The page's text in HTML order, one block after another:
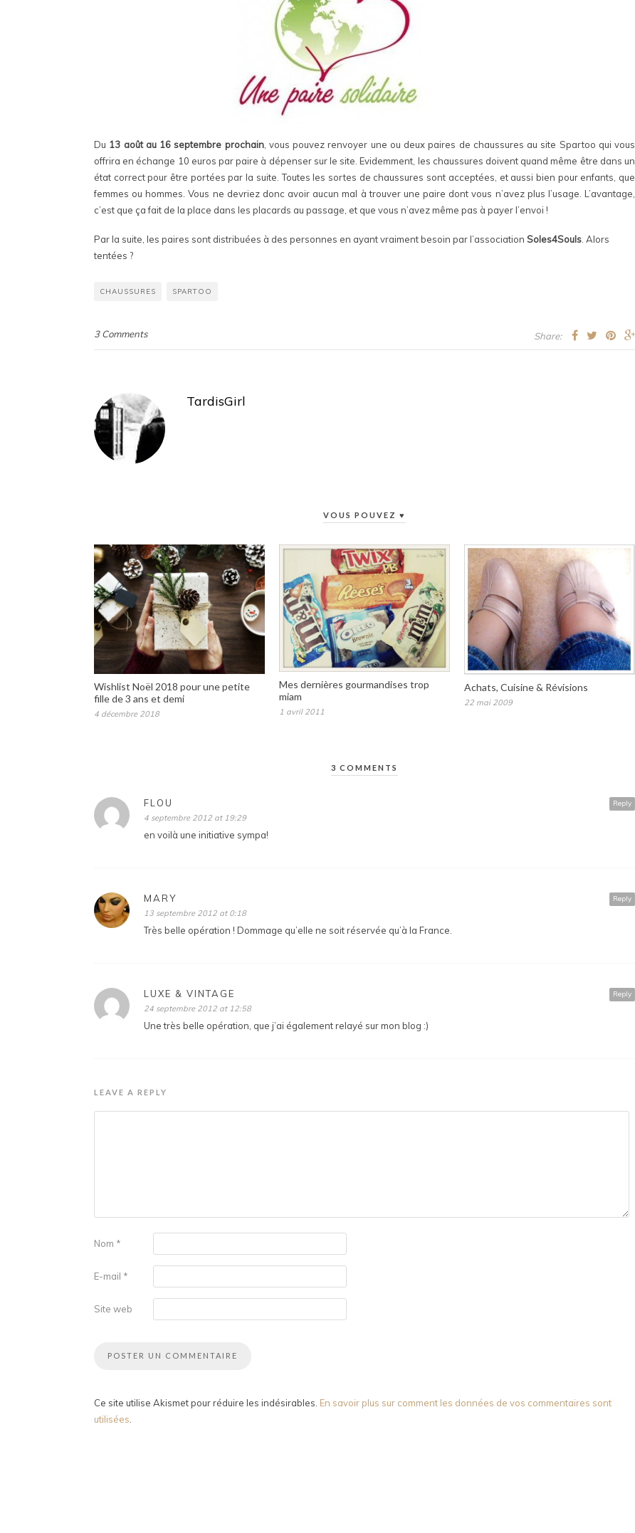
Du 13 août au 16 septembre prochain, vous pouvez renvoyer une ou deux paires de chaussures au site Spartoo qui vous
offrira en échange 10 euros par paire à dépenser sur le site. Evidemment, les chaussures doivent quand même être dans un
état correct pour être portées par la suite. Toutes les sortes de chaussures sont acceptées, et aussi bien pour enfants, que
femmes ou hommes. Vous ne devriez donc avoir aucun mal à trouver une paire dont vous n’avez plus l’usage. L’avantage,
c’est que ça fait de la place dans les placards au passage, et que vous n’avez même pas à payer l’envoi !
Par la suite, les paires sont distribuées à des personnes en ayant vraiment besoin par l’association Soles4Souls . Alors
tentées ?
CHAUSSURES SPARTOO
3 Comments Share:
TardisGirl
VOUS POUVEZ ♥
Wishlist Noël 2018 pour une petite
fille de 3 ans et demi
4 décembre 2018
Mes dernières gourmandises trop
miam
1 avril 2011
Achats, Cuisine & Révisions
22 mai 2009
3 COMMENTS
Reply
FLOU
4 septembre 2012 at 19:29
en voilà une initiative sympa!
Reply
MARY
13 septembre 2012 at 0:18
Très belle opération ! Dommage qu’elle ne soit réservée qu’à la France.
Reply
LUXE & VINTAGE
24 septembre 2012 at 12:58
Une très belle opération, que j’ai également relayé sur mon blog :)
LEAVE A REPLY
Nom *
E-mail *
Site web
Ce site utilise Akismet pour réduire les indésirables. En savoir plus sur comment les données de vos commentaires sont
utilisées.